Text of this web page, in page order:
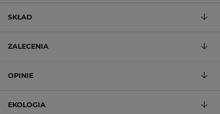
SKŁAD
ZALECENIA
OPINIE
EKOLOGIA